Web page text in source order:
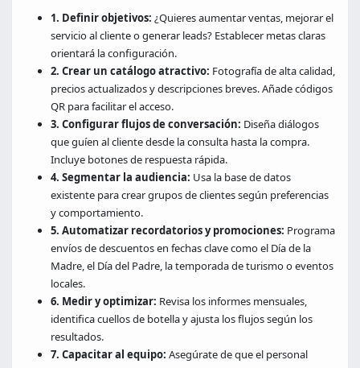
1. Definir objetivos: ¿Quieres aumentar ventas, mejorar el
servicio al cliente o generar leads? Establecer metas claras
orientará la configuración.
2. Crear un catálogo atractivo: Fotografía de alta calidad,
precios actualizados y descripciones breves. Añade códigos
QR para facilitar el acceso.
3. Configurar flujos de conversación: Diseña diálogos
que guíen al cliente desde la consulta hasta la compra.
Incluye botones de respuesta rápida.
4. Segmentar la audiencia: Usa la base de datos
existente para crear grupos de clientes según preferencias
y comportamiento.
5. Automatizar recordatorios y promociones: Programa
envíos de descuentos en fechas clave como el Día de la
Madre, el Día del Padre, la temporada de turismo o eventos
locales.
6. Medir y optimizar: Revisa los informes mensuales,
identifica cuellos de botella y ajusta los flujos según los
resultados.
7. Capacitar al equipo: Asegúrate de que el personal